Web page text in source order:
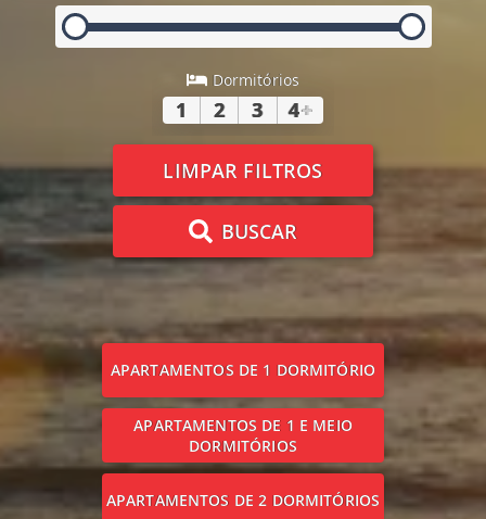
Dormitórios
1 2 3 4+
LIMPAR FILTROS
BUSCAR
APARTAMENTOS DE 1 DORMITÓRIO
APARTAMENTOS DE 1 E MEIO
DORMITÓRIOS
APARTAMENTOS DE 2 DORMITÓRIOS